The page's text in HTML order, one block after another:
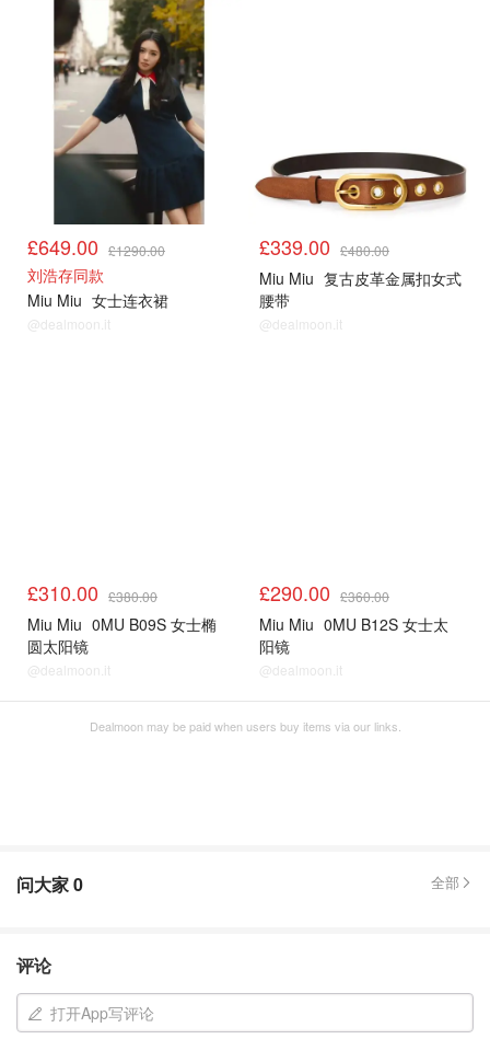
£649.00 £1290.00
刘浩存同款
Miu Miu 女士连衣裙
@dealmoon.it
£339.00 £480.00
Miu Miu 复古皮革金属扣女式
腰带
@dealmoon.it
£310.00 £380.00
Miu Miu 0MU B09S 女士椭
圆太阳镜
@dealmoon.it
£290.00 £360.00
Miu Miu 0MU B12S 女士太
阳镜
@dealmoon.it
Dealmoon may be paid when users buy items via our links.
问大家0 全部
评论
打开App写评论